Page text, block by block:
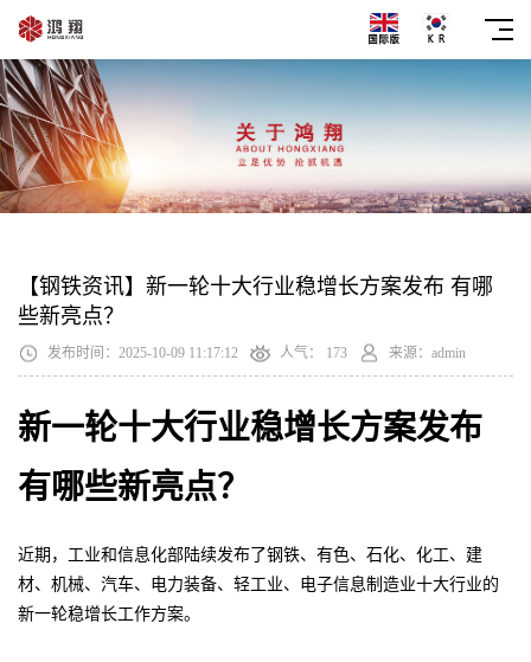
【钢铁资讯】新一轮十大行业稳增长方案发布 有哪
些新亮点？
发布时间：2025-10-09 11:17:12 人气： 173 来源：admin
新一轮十大行业稳增长方案发布
有哪些新亮点？
近期，工业和信息化部陆续发布了钢铁、有色、石化、化工、建
材、机械、汽车、电力装备、轻工业、电子信息制造业十大行业的
新一轮稳增长工作方案。